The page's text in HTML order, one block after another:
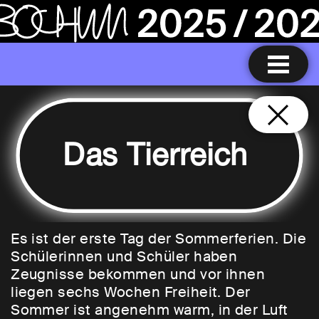
Das Tierreich
Es ist der erste Tag der Sommerferien. Die
Schülerinnen und Schüler haben
Zeugnisse bekommen und vor ihnen
liegen sechs Wochen Freiheit. Der
Sommer ist angenehm warm, in der Luft